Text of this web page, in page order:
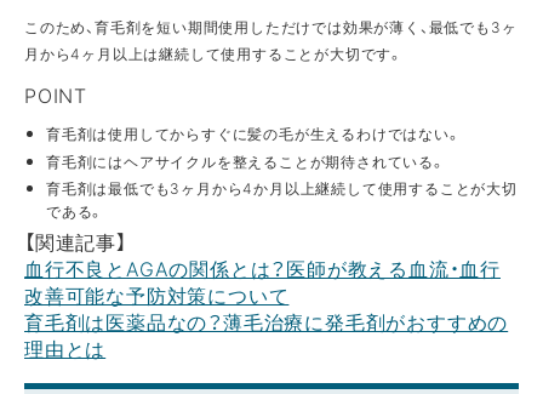
このため、育毛剤を短い期間使用しただけでは効果が薄く、最低でも3ヶ
月から4ヶ月以上は継続して使用することが大切です。
POINT
育毛剤は使用してからすぐに髪の毛が生えるわけではない。
育毛剤にはヘアサイクルを整えることが期待されている。
育毛剤は最低でも3ヶ月から4か月以上継続して使用することが大切
である。
【関連記事】
血行不良とAGAの関係とは？医師が教える血流・血行
改善可能な予防対策について
育毛剤は医薬品なの？薄毛治療に発毛剤がおすすめの
理由とは